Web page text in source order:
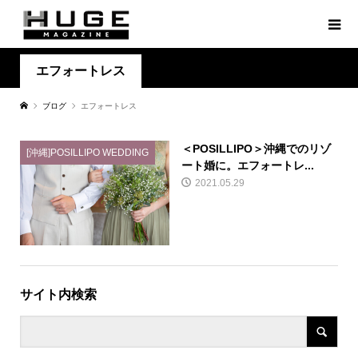
エフォートレス
ブログ エフォートレス
[沖縄]POSILLIPO WEDDING
＜POSILLIPO＞沖縄でのリゾ
ート婚に。エフォートレ...
2021.05.29
サイト内検索